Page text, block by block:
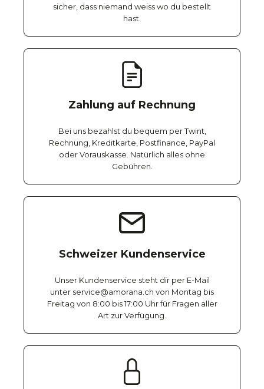
sicher, dass niemand weiss wo du bestellt
hast.
Zahlung auf Rechnung
Bei uns bezahlst du bequem per Twint,
Rechnung, Kreditkarte, Postfinance, PayPal
oder Vorauskasse. Natürlich alles ohne
Gebühren.
Schweizer Kundenservice
Unser Kundenservice steht dir per E-Mail
unter service@amorana.ch von Montag bis
Freitag von 8:00 bis 17:00 Uhr für Fragen aller
Art zur Verfügung.